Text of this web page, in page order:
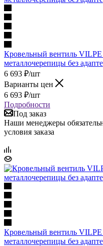
Кровельный вентиль
металлочерепицы без
6 693 ₽/шт
Варианты цен
6 693 ₽/шт
Подробности
Под заказ
Наши менеджеры
условия заказа
Кровельный вентиль
металлочерепицы без